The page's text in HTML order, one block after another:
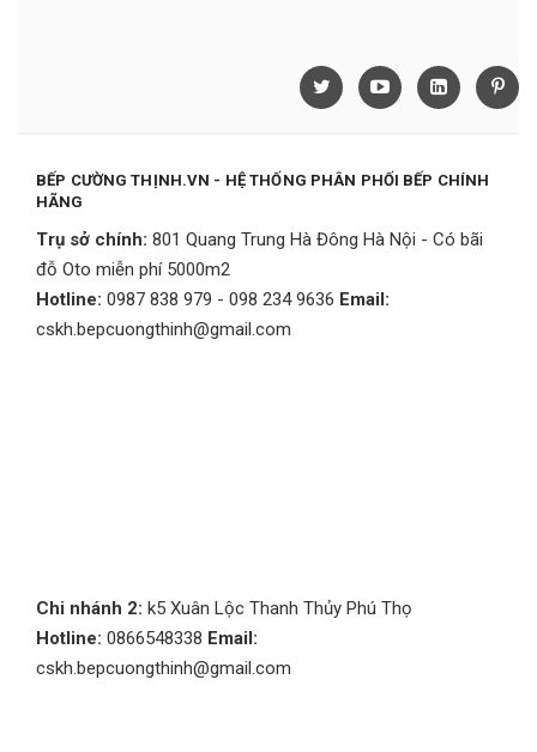
BẾP CƯỜNG THỊNH.VN - HỆ THỐNG PHÂN PHỐI BẾP CHÍNH
HÃNG
Trụ sở chính: 801 Quang Trung Hà Đông Hà Nội - Có bãi
đỗ Oto miễn phí 5000m2
Hotline: 0987 838 979 - 098 234 9636 Email:
cskh.bepcuongthinh@gmail.com
Chi nhánh 2: k5 Xuân Lộc Thanh Thủy Phú Thọ
Hotline: 0866548338 Email:
cskh.bepcuongthinh@gmail.com